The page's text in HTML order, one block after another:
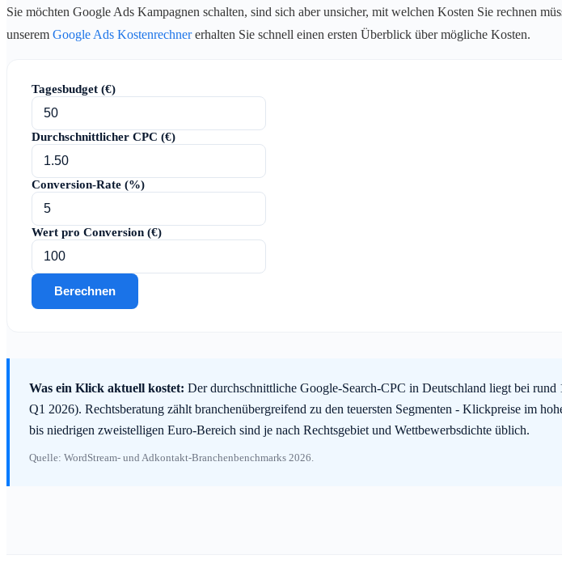
Sie möchten Google Ads Kampagnen schalten, sind sich aber unsicher, mit welchen Kosten Sie rechnen
unserem Google Ads Kostenrechnererhalten Sie schnell einen ersten Überblick über mögliche Kosten.
Tagesbudget (€)
Durchschnittlicher CPC (€)
Conversion-Rate (%)
Wert pro Conversion (€)
Berechnen
Was ein Klick aktuell kostet: Der durchschnittliche Google-Search-CPC in Deutschland liegt bei rund
Q1 2026). Rechtsberatung zählt branchenübergreifend zu den teuersten Segmenten - Klickpreise im
bis niedrigen zweistelligen Euro-Bereich sind je nach Rechtsgebiet und Wettbewerbsdichte üblich.
Quelle: WordStream- und Adkontakt-Branchenbenchmarks 2026.